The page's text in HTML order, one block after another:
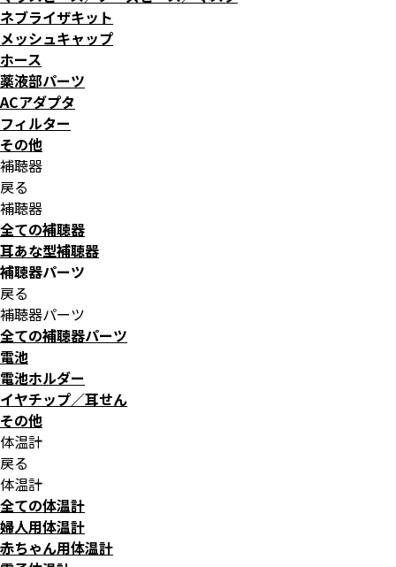
ネブライザキット
メッシュキャップ
ホース
薬液部パーツ
ACアダプタ
フィルター
その他
補聴器
戻る
補聴器
全ての補聴器
耳あな型補聴器
補聴器パーツ
戻る
補聴器パーツ
全ての補聴器パーツ
電池
電池ホルダー
イヤチップ／耳せん
その他
体温計
戻る
体温計
全ての体温計
婦人用体温計
赤ちゃん用体温計